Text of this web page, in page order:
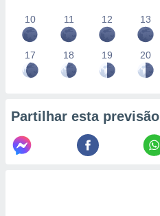
10 11 12 13
17 18 19 20
Partilhar esta previsão